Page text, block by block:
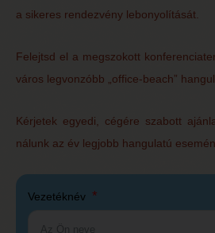
a sikeres rendezvény lebonyolítását.
Felejtsd el a megszokott
város legvonzóbb „office-beach”
Kérjetek egyedi, cégére szabott
nálunk az év legjobb hangulatú
Vezetéknév